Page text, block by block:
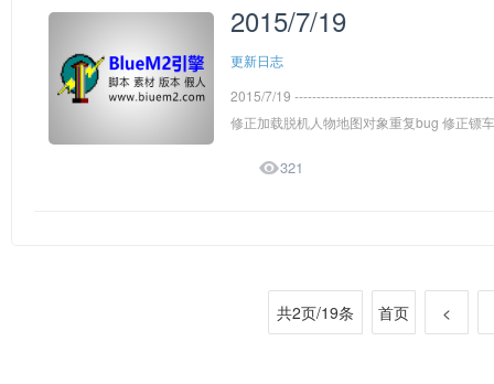
2015/7/19
更新日志
2015/7/19
修正加载脱机人物地图对象重复bug 修正镖
321
共2页/19条 首页 <